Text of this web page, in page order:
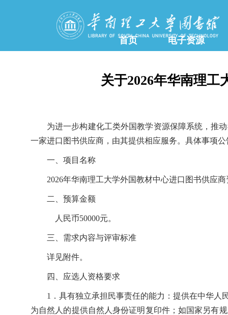
首页 电子资源
关于2026年华南理
为进一步构建化工类外国教学资源保障系统，推
一家进口图书供应商，由其提供相应服务。具体事项公
一、项目名称
2026年华南理工大学外国教材中心进口图书供应
二、预算金额
人民币50000元。
三、需求内容与评审标准
详见附件。
四、应选人资格要求
1．具有独立承担民事责任的能力：提供在中华
为自然人的提供自然人身份证明复印件；如国家另有